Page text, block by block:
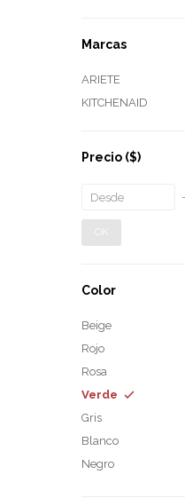
Marcas
ARIETE
KITCHENAID
Precio ($)
Color
Beige
Rojo
Rosa
Verde
Gris
Blanco
Negro